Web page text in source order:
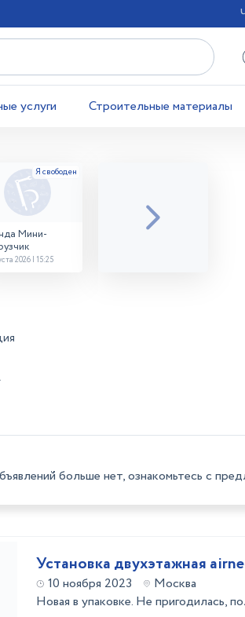
услуги Строительные материалы
Мини-
2026 | 15:25
больше нет, ознакомьтесь с
Установка двухэтажная
10 ноября 2023
Москва
Новая в упаковке. Не пригодилась,